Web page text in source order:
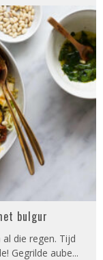
bulgur
die regen. Tijd
Gegrilde aube...